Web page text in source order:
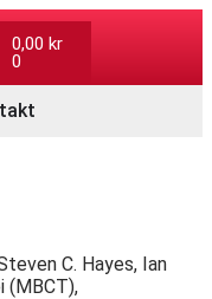
0,00 kr
0
C. Hayes, Ian
(MBCT),